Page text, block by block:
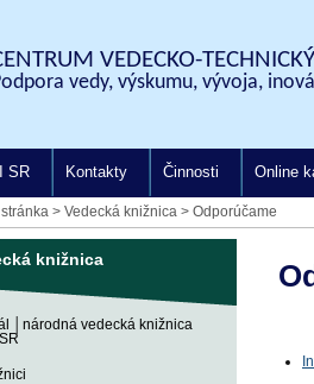
VEDECKO-
vedy, výskumu, vývoja,
SR Kontakty Činnosti Online
> Vedecká knižnica > Odporúčame
knižnica
│národná vedecká knižnica